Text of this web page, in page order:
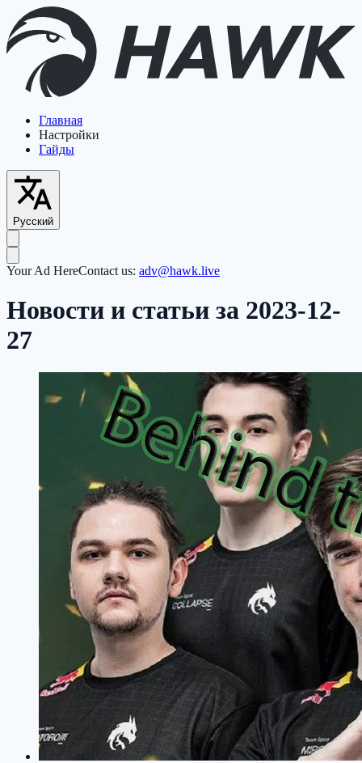
Главная
Настройки
Гайды
Русский
Your Ad HereContact us: adv@hawk.live
Новости и статьи за 2023-12-
27